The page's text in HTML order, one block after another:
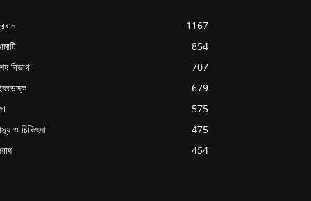
1167
854
বিভাগ
707
679
575
ও চিকিৎসা
475
454